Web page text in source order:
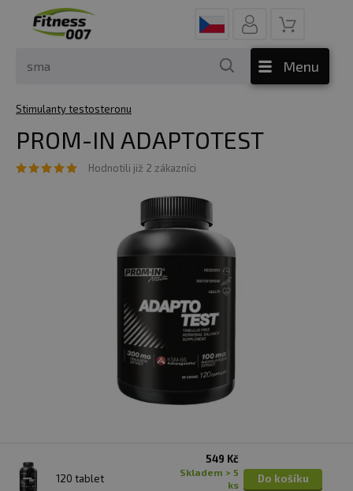
Menu
Stimulanty testosteronu
PROM-IN ADAPTOTEST
Hodnotili již 2 zákazníci
120 tablet
549 Kč
skladem > 5
ks
Do košíku